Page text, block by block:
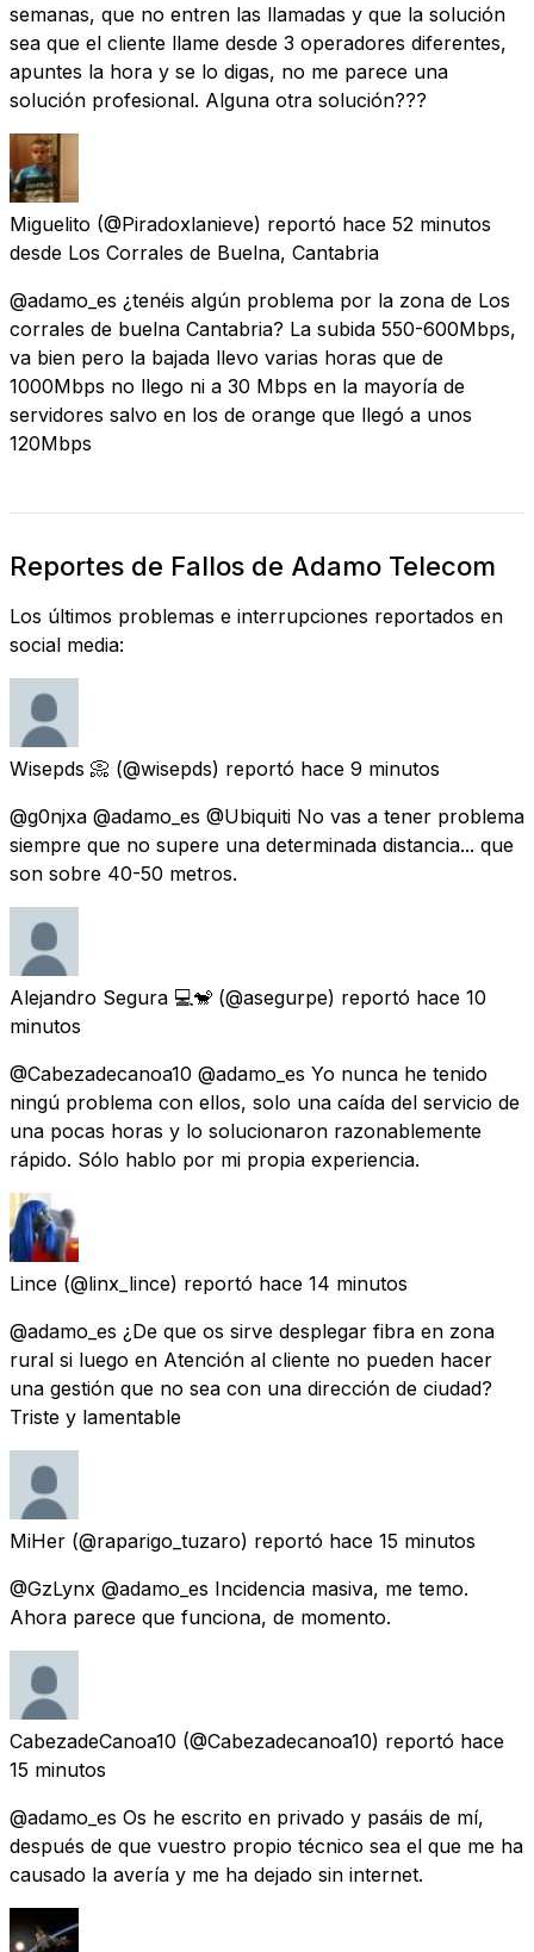
semanas, que no entren las llamadas y que la solución
sea que el cliente llame desde 3 operadores diferentes,
apuntes la hora y se lo digas, no me parece una
solución profesional. Alguna otra solución???
Miguelito (@Piradoxlanieve) reportó hace 52 minutos
desde Los Corrales de Buelna, Cantabria
@adamo_es ¿tenéis algún problema por la zona de Los
corrales de buelna Cantabria? La subida 550-600Mbps,
va bien pero la bajada llevo varias horas que de
1000Mbps no llego ni a 30 Mbps en la mayoría de
servidores salvo en los de orange que llegó a unos
120Mbps
Reportes de Fallos de Adamo Telecom
Los últimos problemas e interrupciones reportados en
social media:
Wisepds 📀 (@wisepds) reportó hace 9 minutos
@g0njxa @adamo_es @Ubiquiti No vas a tener problema
siempre que no supere una determinada distancia... que
son sobre 40-50 metros.
Alejandro Segura 💻🐒 (@asegurpe) reportó hace 10
minutos
@Cabezadecanoa10 @adamo_es Yo nunca he tenido
ningú problema con ellos, solo una caída del servicio de
una pocas horas y lo solucionaron razonablemente
rápido. Sólo hablo por mi propia experiencia.
Lince (@linx_lince) reportó hace 14 minutos
@adamo_es ¿De que os sirve desplegar fibra en zona
rural si luego en Atención al cliente no pueden hacer
una gestión que no sea con una dirección de ciudad?
Triste y lamentable
MiHer (@raparigo_tuzaro) reportó hace 15 minutos
@GzLynx @adamo_es Incidencia masiva, me temo.
Ahora parece que funciona, de momento.
CabezadeCanoa10 (@Cabezadecanoa10) reportó hace
15 minutos
@adamo_es Os he escrito en privado y pasáis de mí,
después de que vuestro propio técnico sea el que me ha
causado la avería y me ha dejado sin internet.